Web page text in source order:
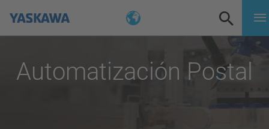
Automatización Postal